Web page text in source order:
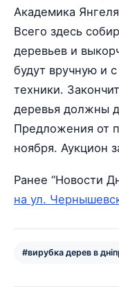
Академика
Всего здесь
деревьев и
будут вручную и
техники.
деревья должны
Предложения от
ноября. Аукцион
Ранее “Новости
на ул.
#вирубка дерев в